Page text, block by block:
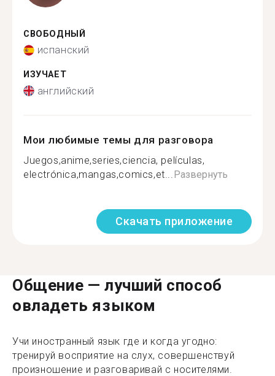
СВОБОДНЫЙ
испанский
ИЗУЧАЕТ
английский
Мои любимые темы для разговора
Juegos,anime,series,ciencia, películas,
electrónica,mangas,comics,et... Развернуть
Скачать приложение
Общение — лучший способ
овладеть языком
Учи иностранный язык где и когда угодно:
тренируй восприятие на слух, совершенствуй
произношение и разговаривай с носителями.